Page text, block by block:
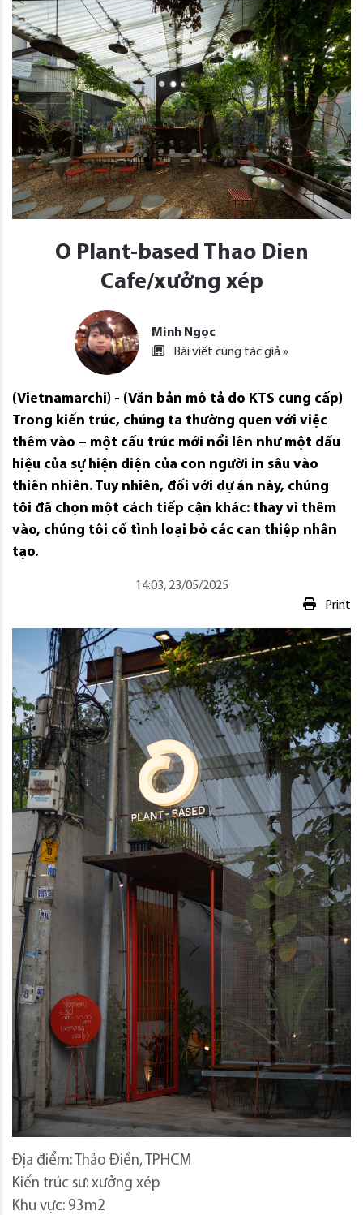
O Plant-based Thao Dien
Cafe/xưởng xép
Minh Ngọc
Bài viết cùng tác giả »
(Vietnamarchi) - (Văn bản mô tả do KTS cung cấp)
Trong kiến ​​trúc, chúng ta thường quen với việc
thêm vào – một cấu trúc mới nổi lên như một dấu
hiệu của sự hiện diện của con người in sâu vào
thiên nhiên. Tuy nhiên, đối với dự án này, chúng
tôi đã chọn một cách tiếp cận khác: thay vì thêm
vào, chúng tôi cố tình loại bỏ các can thiệp nhân
tạo.
14:03, 23/05/2025
Print
Địa điểm: Thảo Điền, TPHCM
Kiến trúc sư: xưởng xép
Khu vực: 93m2